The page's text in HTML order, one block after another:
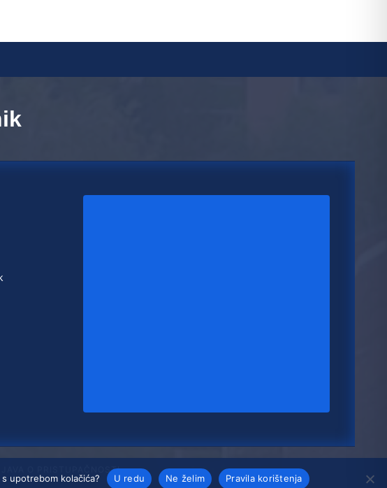
O PRISTUPAČNOSTI
upotrebom kolačića? U redu Ne želim Pravila korištenja